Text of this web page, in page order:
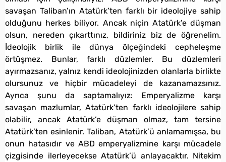
savaşan Taliban’ın Atatürk’ten farklı bir ideolojiye sahip
olduğunu herkes biliyor. Ancak niçin Atatürk’e düşman
olsun, nereden çıkarttınız, bildiriniz biz de öğrenelim.
İdeolojik birlik ile dünya ölçeğindeki cepheleşme
örtüşmez. Bunlar, farklı düzlemler. Bu düzlemleri
ayırmazsanız, yalnız kendi ideolojinizden olanlarla birlikte
olursunuz ve hiçbir mücadeleyi de kazanamazsınız.
Ayrıca şunu da saptamalıyız: Emperyalizme karşı
savaşan mazlumlar, Atatürk’ten farklı ideolojilere sahip
olabilir, ancak Atatürk’e düşman olmaz, tam tersine
Atatürk’ten esinlenir. Taliban, Atatürk’ü anlamamışsa, bu
onun hatasıdır ve ABD emperyalizmine karşı mücadele
çizgisinde ilerleyecekse Atatürk’ü anlayacaktır. Nitekim